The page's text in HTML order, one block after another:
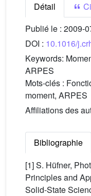
Détail
Publié le : 2009-
DOI : 10.1016/
Keywords:
ARPES
Mots-clés :
moment, ARPES
Affiliations des
Bibliographie
[1] S. Hüfner,
Principles and
Solid-State